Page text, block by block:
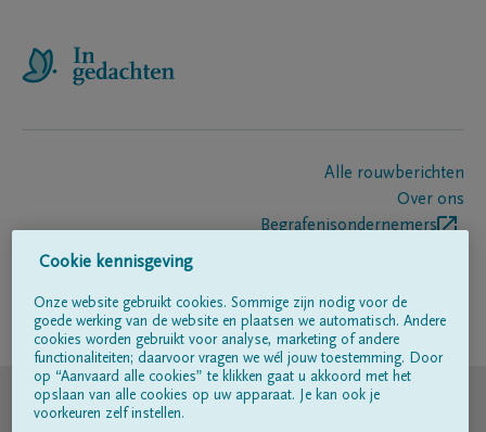
Alle rouwberichten
Over ons
Begrafenisondernemers
Volg ons op
© DELA
Cookie kennisgeving
Onze website gebruikt cookies. Sommige zijn nodig voor de
goede werking van de website en plaatsen we automatisch. Andere
cookies worden gebruikt voor analyse, marketing of andere
functionaliteiten; daarvoor vragen we wél jouw toestemming. Door
op “Aanvaard alle cookies” te klikken gaat u akkoord met het
opslaan van alle cookies op uw apparaat. Je kan ook je
voorkeuren zelf instellen.